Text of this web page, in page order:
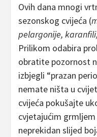
Ovih dana mnogi
sezonskog cvijeća (
pelargonije,
Prilikom odabira
obratite pozornost
izbjegli “prazan
nemate ništa u
cvijeća pokušajte
cvjetajućim
neprekidan slijed